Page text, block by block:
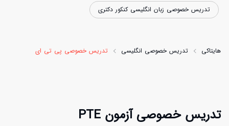
تدریس خصوصی زبان انگلیسی کنکور دکتری
هایتاکی تدریس خصوصی انگلیسی تدریس خصوصی پی تی ای
تدریس خصوصی آزمون PTE